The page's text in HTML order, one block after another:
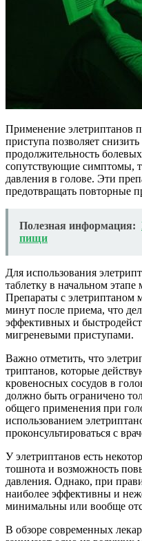
Применение элетриптанов
приступа позволяет
продолжительность
сопутствующие симптомы,
давления в голове. Эти
предотвращать повторные
Полезная информация:
пищи
Для использования
таблетку в начальном
Препараты с элетриптаном
минут после приема, что
эффективных и
мигреневыми приступами.
Важно отметить, что
триптанов, которые
кровеносных сосудов в
должно быть ограничено
общего применения при
использованием
проконсультироваться с
У элетриптанов есть
тошнота и возможность
давления. Однако, при
наиболее эффективны и
минимальны или вообще
В обзоре современных